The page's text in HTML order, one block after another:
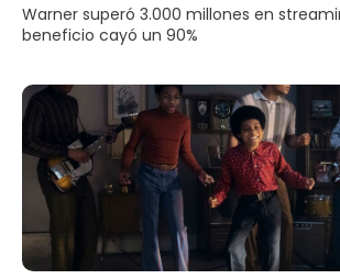
Warner superó 3.000 millones en
beneficio cayó un 90%